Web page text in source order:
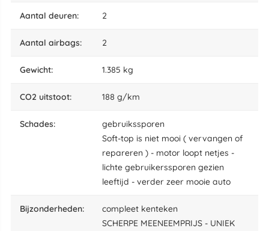
aantal deuren: 2
aantal airbags: 2
gewicht: 1.385 kg
CO2 uitstoot: 188 g/km
schades:
gebruikssporen
Soft-top is niet mooi ( vervangen of
repareren ) - motor loopt netjes -
lichte gebruikerssporen gezien
leeftijd - verder zeer mooie auto
bijzonderheden:
compleet kenteken
SCHERPE MEENEEMPRIJS - UNIEK